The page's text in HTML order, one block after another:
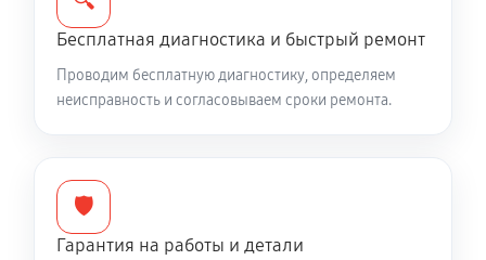
Ремонт разъема питания
Бесплатная диагностика и быстрый ремонт
Проводим бесплатную диагностику, определяем
неисправность и согласовываем сроки ремонта.
🛡️
Гарантия на работы и детали